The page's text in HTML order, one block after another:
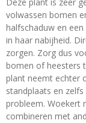
Deze plant is zeer
volwassen bomen
halfschaduw en
in haar nabijheid.
zorgen. Zorg dus
bomen of heesters
plant neemt echter
standplaats en
probleem. Woekert
combineren met